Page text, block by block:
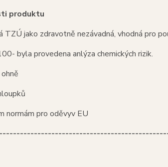
produktu
jako zdravotně nezávadná, vhodná pro
byla provedena anlýza chemických rizik.
normám pro oděvyv EU